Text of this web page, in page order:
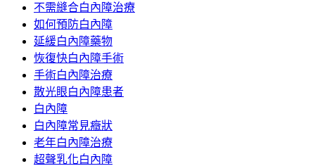
主
要
內
容
不需縫合白內障治療
如何預防白內障
延緩白內障藥物
恢復快白內障手術
手術白內障治療
散光眼白內障患者
白內障
白內障常見癥狀
老年白內障治療
超聲乳化白內障